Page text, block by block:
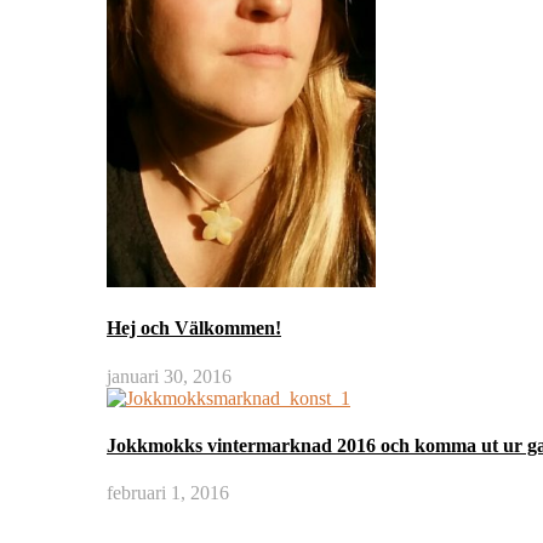
Hej och Välkommen!
januari 30, 2016
Jokkmokks vintermarknad 2016 och komma ut ur
februari 1, 2016